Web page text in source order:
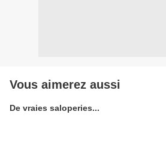
Vous aimerez aussi
De vraies saloperies...